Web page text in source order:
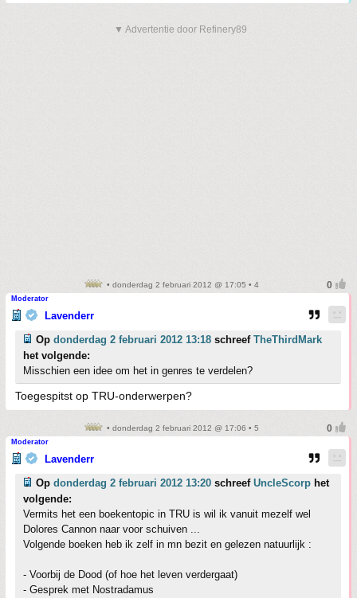
▼ Advertentie door Refinery89
• donderdag 2 februari 2012 @ 17:05 • 4
Moderator
Lavenderr
Op donderdag 2 februari 2012 13:18 schreef TheThirdMark
het volgende:
Misschien een idee om het in genres te verdelen?
Toegespitst op TRU-onderwerpen?
• donderdag 2 februari 2012 @ 17:06 • 5
Moderator
Lavenderr
Op donderdag 2 februari 2012 13:20 schreef UncleScorp het
volgende:
Vermits het een boekentopic in TRU is wil ik vanuit mezelf wel
Dolores Cannon naar voor schuiven ...
Volgende boeken heb ik zelf in mn bezit en gelezen natuurlijk :
- Voorbij de Dood (of hoe het leven verdergaat)
- Gesprek met Nostradamus